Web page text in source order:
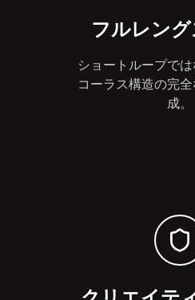
フルレン
ショートループで
コーラス構造の完
成。